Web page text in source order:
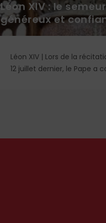
Léon XIV : le
généreux et
Léon XIV | Lors de la
12 juillet dernier, le Pape a